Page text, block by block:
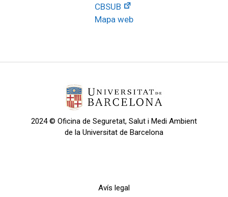
CBSUB
Mapa web
2024 © Oficina de Seguretat, Salut i Medi Ambient
de la Universitat de Barcelona
Avís legal